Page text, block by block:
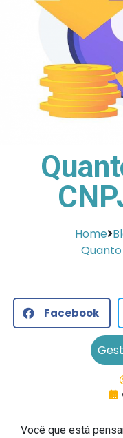
Home
Facebook
Você que está